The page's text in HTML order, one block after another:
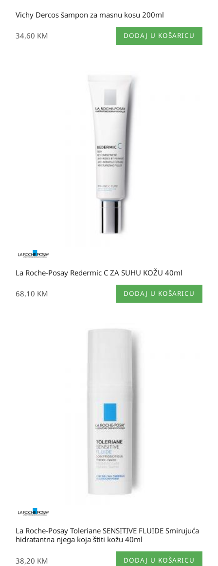
Vichy Dercos šampon za masnu kosu 200ml
34,60 KM DODAJ U KOŠARICU
La Roche-Posay Redermic C ZA SUHU KOŽU 40ml
68,10 KM DODAJ U KOŠARICU
La Roche-Posay Toleriane SENSITIVE FLUIDE Smirujuća
hidratantna njega koja štiti kožu 40ml
38,20 KM DODAJ U KOŠARICU